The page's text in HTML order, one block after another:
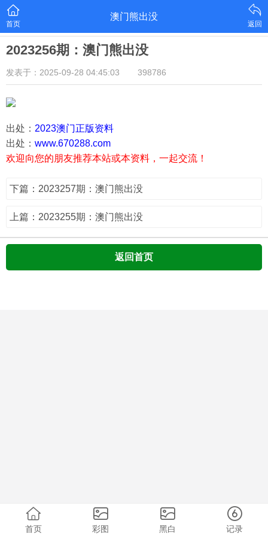
首页
澳门熊出没
返回
2023256期：澳门熊出没
发表于：2025-09-28 04:45:03 398786
出处： 2023澳门正版资料
出处： www.670288.com
欢迎向您的朋友推荐本站或本资料，一起交流！
下篇：2023257期：澳门熊出没
上篇：2023255期：澳门熊出没
返回首页
首页 彩图 黑白 记录